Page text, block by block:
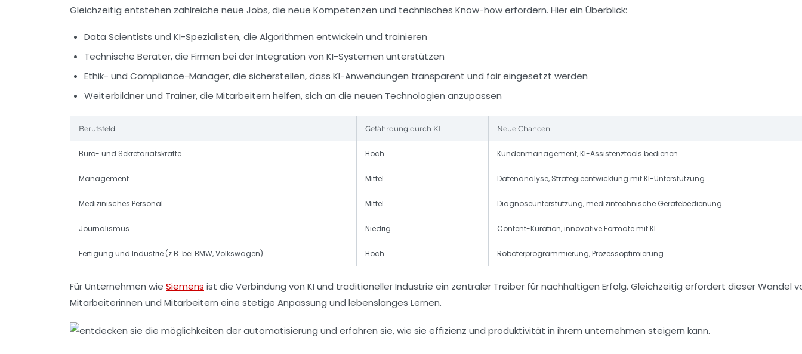
Gleichzeitig entstehen zahlreiche neue Jobs, die neue Kompetenzen und technisches Know-how erfordern. Hier ein Überblick:
Data Scientists und KI-Spezialisten, die Algorithmen entwickeln und trainieren
Technische Berater, die Firmen bei der Integration von KI-Systemen unterstützen
Ethik- und Compliance-Manager, die sicherstellen, dass KI-Anwendungen transparent und fair eingesetzt werden
Weiterbildner und Trainer, die Mitarbeitern helfen, sich an die neuen Technologien anzupassen
Berufsfeld Gefährdung durch KI Neue Chancen
Büro- und Sekretariatskräfte Hoch Kundenmanagement, KI-Assistenztools bedienen
Management Mittel Datenanalyse, Strategieentwicklung mit KI-Unterstützung
Medizinisches Personal Mittel Diagnoseunterstützung, medizintechnische Gerätebedienung
Journalismus Niedrig Content-Kuration, innovative Formate mit KI
Fertigung und Industrie (z.B. bei BMW, Volkswagen) Hoch Roboterprogrammierung, Prozessoptimierung
Für Unternehmen wie Siemens ist die Verbindung von KI und traditioneller Industrie ein zentraler Treiber für nachhaltigen Erfolg. Gleichzeitig erfordert dieser Wandel
Mitarbeiterinnen und Mitarbeitern eine stetige Anpassung und lebenslanges Lernen.